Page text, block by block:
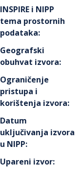
INSPIRE i NIPP
tema prostornih
podataka:
Geografski
obuhvat izvora:
Ograničenje
pristupa i
korištenja izvora:
Datum
uključivanja izvora
u NIPP:
Upareni izvor: